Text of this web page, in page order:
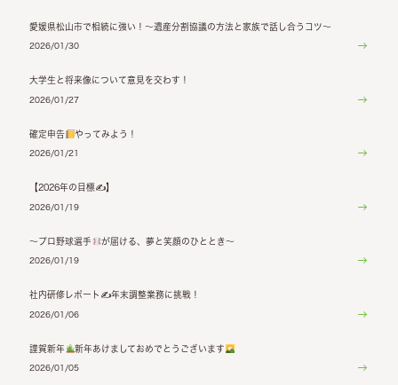
愛媛県松山市で相続に強い！～遺産分割協議の方法と家族で話し合うコツ～
2026/01/30
大学生と将来像について意見を交わす！
2026/01/27
確定申告 やってみよう！
2026/01/21
【2026年の目標✍】
2026/01/19
〜プロ野球選手 が届ける、夢と笑顔のひととき〜
2026/01/19
社内研修レポート✍年末調整業務に挑戦！
2026/01/06
謹賀新年 新年あけましておめでとうございます
2026/01/05